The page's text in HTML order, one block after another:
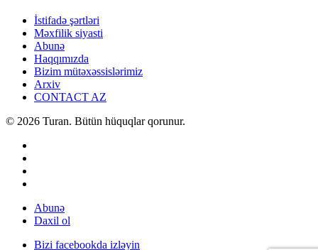
İstifadə şərtləri
Məxfilik siyasti
Abunə
Haqqımızda
Bizim mütəxəssislərimiz
Arxiv
CONTACT AZ
© 2026 Turan. Bütün hüquqlar qorunur.
Abunə
Daxil ol
Bizi facebookda izləyin